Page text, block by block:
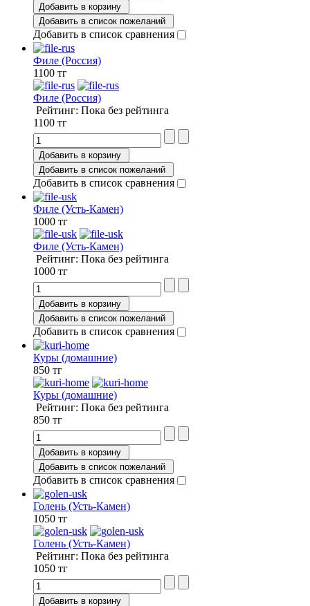
Добавить в корзину
Добавить в список пожеланий
Добавить в список сравнения
Филе (Россия)
1100 тг
Филе (Россия)
Рейтинг: Пока без рейтинга
1100 тг
Добавить в корзину
Добавить в список пожеланий
Добавить в список сравнения
Филе (Усть-Камен)
1000 тг
Филе (Усть-Камен)
Рейтинг: Пока без рейтинга
1000 тг
Добавить в корзину
Добавить в список пожеланий
Добавить в список сравнения
Куры (домашние)
850 тг
Куры (домашние)
Рейтинг: Пока без рейтинга
850 тг
Добавить в корзину
Добавить в список пожеланий
Добавить в список сравнения
Голень (Усть-Камен)
1050 тг
Голень (Усть-Камен)
Рейтинг: Пока без рейтинга
1050 тг
Добавить в корзину